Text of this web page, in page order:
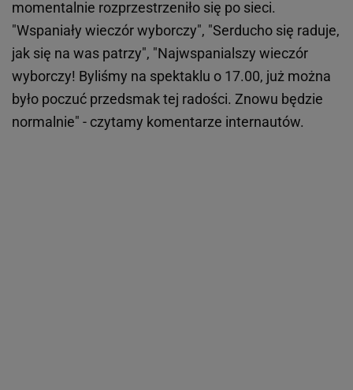
momentalnie rozprzestrzeniło się po sieci.
"Wspaniały wieczór wyborczy", "Serducho się raduje,
jak się na was patrzy", "Najwspanialszy wieczór
wyborczy! Byliśmy na spektaklu o 17.00, już można
było poczuć przedsmak tej radości. Znowu będzie
normalnie" - czytamy komentarze internautów.